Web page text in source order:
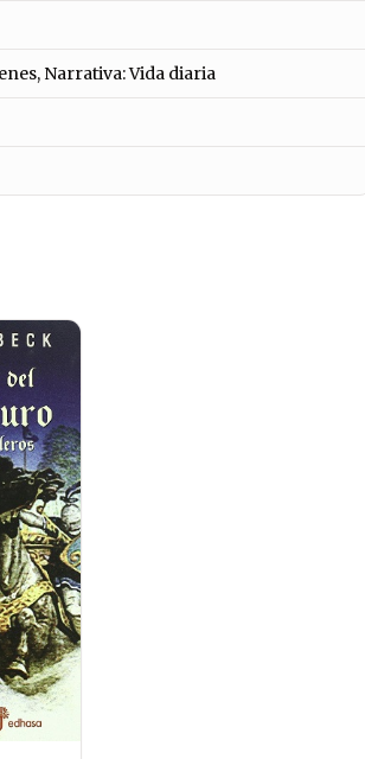
Narrativa: Vida diaria